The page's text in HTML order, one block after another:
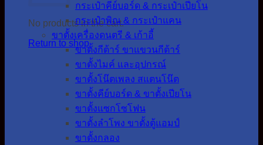
No products in the cart.
Return to shop
กระเป๋าคีย์บอร์ด & กระเป๋าเปียโน
กระเป๋าพิณ & กระเป๋าแคน
ขาตั้งเครื่องดนตรี & เก้าอี้
ขาตั้งกีต้าร์ ขาแขวนกีต้าร์
ขาตั้งไมค์ และอุปกรณ์
ขาตั้งโน๊ตเพลง สแตนโน๊ต
ขาตั้งคีย์บอร์ด & ขาตั้งเปียโน
ขาตั้งแซกโซโฟน
ขาตั้งลำโพง ขาตั้งตู้แอมป์
ขาตั้งกลอง